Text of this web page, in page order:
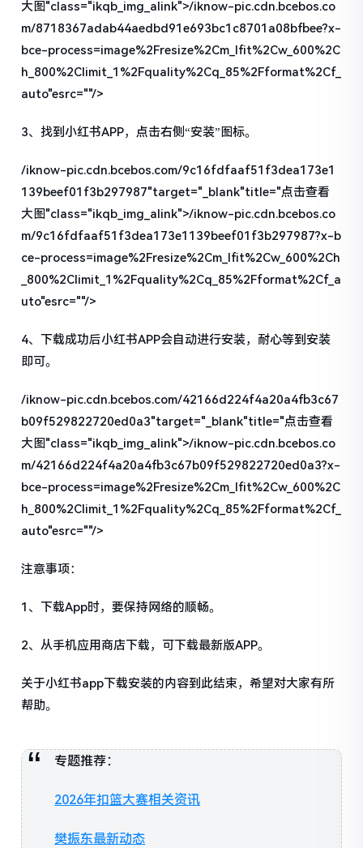
大图"class="ikqb_img_alink">/iknow-pic.cdn.bcebos.co
m/8718367adab44aedbd91e693bc1c8701a08bfbee?x-
bce-process=image%2Fresize%2Cm_lfit%2Cw_600%2C
h_800%2Climit_1%2Fquality%2Cq_85%2Fformat%2Cf_
auto"esrc=""/>
3、找到小红书APP，点击右侧“安装”图标。
/iknow-pic.cdn.bcebos.com/9c16fdfaaf51f3dea173e1
139beef01f3b297987"target="_blank"title="点击查看
大图"class="ikqb_img_alink">/iknow-pic.cdn.bcebos.co
m/9c16fdfaaf51f3dea173e1139beef01f3b297987?x-b
ce-process=image%2Fresize%2Cm_lfit%2Cw_600%2Ch
_800%2Climit_1%2Fquality%2Cq_85%2Fformat%2Cf_a
uto"esrc=""/>
4、下载成功后小红书APP会自动进行安装，耐心等到安装
即可。
/iknow-pic.cdn.bcebos.com/42166d224f4a20a4fb3c67
b09f529822720ed0a3"target="_blank"title="点击查看
大图"class="ikqb_img_alink">/iknow-pic.cdn.bcebos.co
m/42166d224f4a20a4fb3c67b09f529822720ed0a3?x-
bce-process=image%2Fresize%2Cm_lfit%2Cw_600%2C
h_800%2Climit_1%2Fquality%2Cq_85%2Fformat%2Cf_
auto"esrc=""/>
注意事项：
1、下载App时，要保持网络的顺畅。
2、从手机应用商店下载，可下载最新版APP。
关于小红书app下载安装的内容到此结束，希望对大家有所
帮助。
专题推荐：
2026年扣篮大赛相关资讯
樊振东最新动态